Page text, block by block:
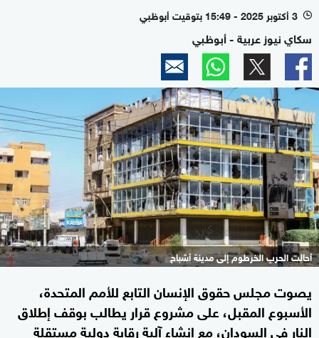
l 3 أكتوبر 2025 - 15:49 بتوقيت أبوظبي
سكاي نيوز عربية - أبوظبي
أحالت الحرب الخرطوم إلى مدينة أشباح
يصوت مجلس حقوق الإنسان التابع للأمم المتحدة،
الأسبوع المقبل، على مشروع قرار يطالب بوقف إطلاق
النار في السودان، مع إنشاء آلية رقابة دولية مستقلة